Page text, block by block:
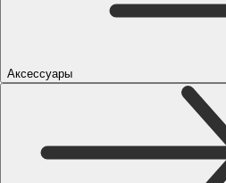
Аксессуары